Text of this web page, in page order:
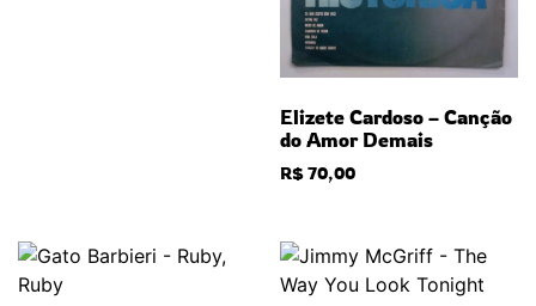
Elizete Cardoso – Canção
do Amor Demais
R$70,00